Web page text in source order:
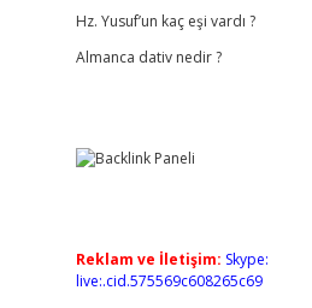
Hz. Yusuf’un kaç eşi vardı ?
Almanca dativ nedir ?
Reklam ve İletişim: Skype:
live:.cid.575569c608265c69